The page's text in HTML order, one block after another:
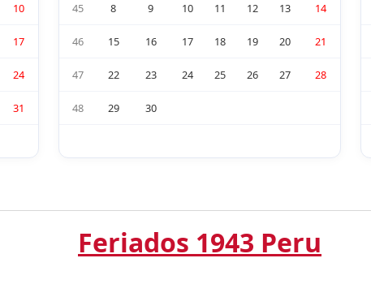
10
17
24
31
45 8 9 10 11 12 13 14
46 15 16 17 18 19 20 21
47 22 23 24 25 26 27 28
48 29 30
Feriados 1943 Peru